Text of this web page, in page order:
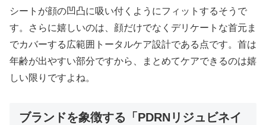
シートが顔の凹凸に吸い付くようにフィットするそうで
す。さらに嬉しいのは、顔だけでなくデリケートな首元ま
でカバーする広範囲トータルケア設計である点です。首は
年齢が出やすい部分ですから、まとめてケアできるのは嬉
しい限りですよね。
ブランドを象徴する「PDRNリジュビネイ